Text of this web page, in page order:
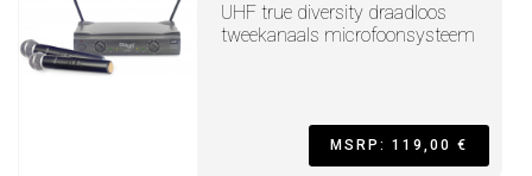
UHF true diversity draadloos
tweekanaals microfoonsysteem
MSRP: 119,00 €